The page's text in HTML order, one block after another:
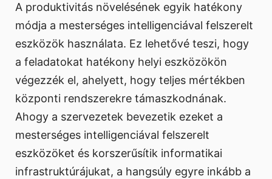
A produktivitás növelésének egyik hatékony
módja a mesterséges intelligenciával felszerelt
eszközök használata. Ez lehetővé teszi, hogy
a feladatokat hatékony helyi eszközökön
végezzék el, ahelyett, hogy teljes mértékben
központi rendszerekre támaszkodnának.
Ahogy a szervezetek bevezetik ezeket a
mesterséges intelligenciával felszerelt
eszközöket és korszerűsítik informatikai
infrastruktúrájukat, a hangsúly egyre inkább a